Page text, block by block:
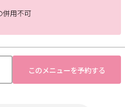
併用不可
このメニューを予約する